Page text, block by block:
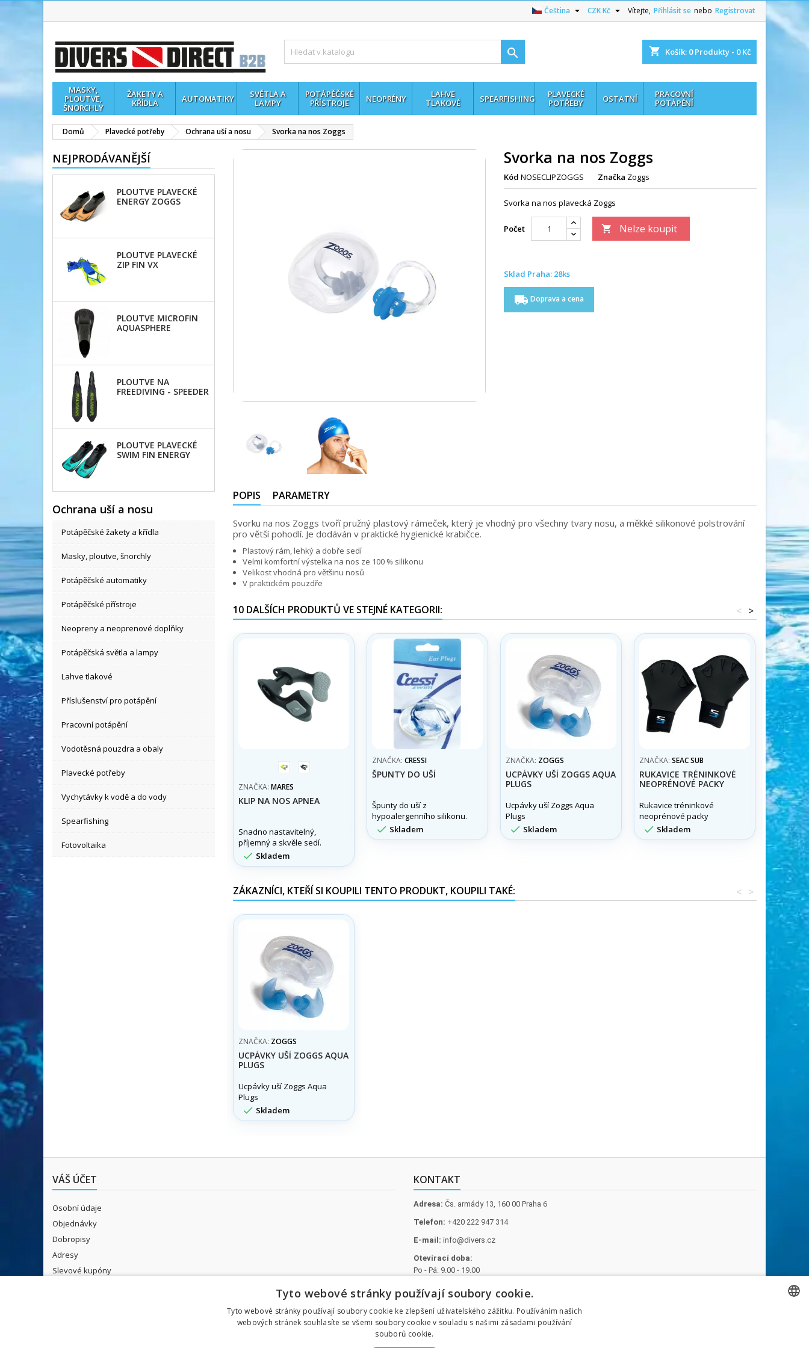
Vítejte, Přihlásit se nebo Registrovat
CZK Kč 
Čeština 
shopping_cart Košík: 0Produkty - 0 Kč

MASKY,
PLOUTVE,
ŠNORCHLY
ŽAKETY A
KŘÍDLA
AUTOMATIKY
SVĚTLA A
LAMPY
POTÁPĚČSKÉ
PŘÍSTROJE
NEOPRÉNY
LAHVE
TLAKOVÉ
SPEARFISHING
PLAVECKÉ
POTŘEBY
OSTATNÍ
PRACOVNÍ
POTÁPĚNÍ
Domů Plavecké potřeby Ochrana uší a nosu Svorka na nos Zoggs
NEJPRODÁVANĚJŠÍ
PLOUTVE PLAVECKÉ
ENERGY ZOGGS
PLOUTVE PLAVECKÉ
ZIP FIN VX
PLOUTVE MICROFIN
AQUASPHERE
PLOUTVE NA
FREEDIVING - SPEEDER
PLOUTVE PLAVECKÉ
SWIM FIN ENERGY
Ochrana uší a nosu
Potápěčské žakety a křídla
Masky, ploutve, šnorchly
Potápěčské automatiky
Potápěčské přístroje
Neopreny a neoprenové doplňky
Potápěčská světla a lampy
Lahve tlakové
Příslušenství pro potápění
Pracovní potápění
Vodotěsná pouzdra a obaly
Plavecké potřeby
Vychytávky k vodě a do vody
Spearfishing
Fotovoltaika
Svorka na nos Zoggs
Kód NOSECLIPZOGGS Značka Zoggs
Svorka na nos plavecká Zoggs
Počet  Nelze koupit
Sklad Praha: 28ks
local_shipping Doprava a cena
POPIS PARAMETRY
Svorku na nos Zoggs tvoří pružný plastový rámeček, který je vhodný pro všechny tvary nosu, a měkké silikonové polstrování
pro větší pohodlí. Je dodáván v praktické hygienické krabičce.
Plastový rám, lehký a dobře sedí
Velmi komfortní výstelka na nos ze 100 % silikonu
Velikost vhodná pro většinu nosů
V praktickém pouzdře
10 DALŠÍCH PRODUKTŮ VE STEJNÉ KATEGORII: >
<
žlutá černá
ZNAČKA: MARES
KLIP NA NOS APNEA
Snadno nastavitelný,
příjemný a skvěle sedí.
 Skladem
ZNAČKA: CRESSI
ŠPUNTY DO UŠÍ
Špunty do uší z
hypoalergenního silikonu.
 Skladem
ZNAČKA: ZOGGS
UCPÁVKY UŠÍ ZOGGS AQUA
PLUGS
Ucpávky uší Zoggs Aqua
Plugs
 Skladem
ZNAČKA: SEAC SUB
RUKAVICE TRÉNINKOVÉ
NEOPRÉNOVÉ PACKY
Rukavice tréninkové
neoprénové packy
 Skladem
ZNAČKA:
ŠPUNTY
Vhodné i

ZÁKAZNÍCI, KTEŘÍ SI KOUPILI TENTO PRODUKT, KOUPILI TAKÉ: >
<
ZNAČKA: ZOGGS
UCPÁVKY UŠÍ ZOGGS AQUA
PLUGS
Ucpávky uší Zoggs Aqua
Plugs
 Skladem
VÁŠ ÚČET
Osobní údaje
Objednávky
Dobropisy
Adresy
Slevové kupóny
KONTAKT
Adresa: Čs. armády 13, 160 00 Praha 6
Telefon: +420 222 947 314
E-mail: info@divers.cz
Otevírací doba:
Po - Pá: 9.00 - 19.00
Tyto webové stránky používají soubory cookie.
Tyto webové stránky používají soubory cookie ke zlepšení uživatelského zážitku. Používáním našich
webových stránek souhlasíte se všemi soubory cookie v souladu s našimi zásadami používání
souborů cookie.